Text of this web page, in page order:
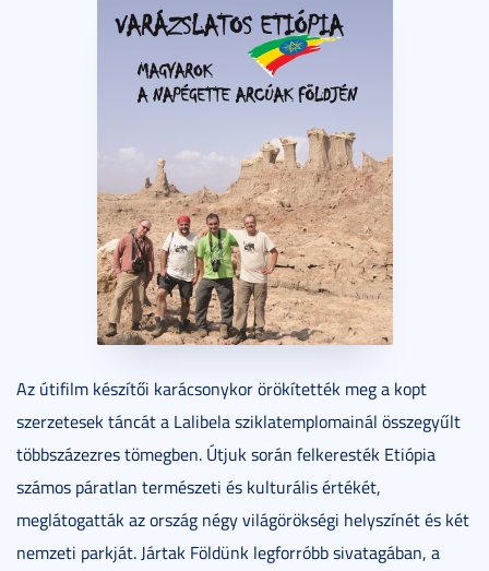
Az útifilm készítői karácsonykor örökítették meg a kopt
szerzetesek táncát a Lalibela sziklatemplomainál összegyűlt
többszázezres tömegben. Útjuk során felkeresték Etiópia
számos páratlan természeti és kulturális értékét,
meglátogatták az ország négy világörökségi helyszínét és két
nemzeti parkját. Jártak Földünk legforróbb sivatagában, a